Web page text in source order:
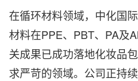
在循环材料领域，中化国
材料在PPE、PBT、PA及
关成果已成功落地化妆品
求严苛的领域。公司正持